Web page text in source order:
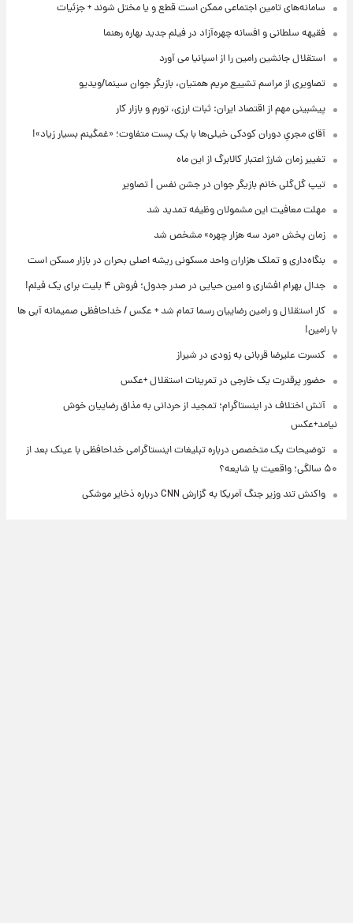
سامانه‌های تامین اجتماعی ممکن است قطع و یا مختل شوند + جزئیات
فقیهه سلطانی و افسانه چهره‌آزاد در فیلم جدید بهاره رهنما
استقلال جانشین رامین را از اسپانیا می آورد
تصاویری از مراسم تشییع مریم همتیان، بازیگر جوان سینما/ویدیو
پیشبینی مهم از اقتصاد ایران: ثبات ارزی، تورم و بازار کار
آقای مجریِ دوران کودکی خیلی‌ها با یک پست متفاوت؛ «غمگینم بسیار زیاد»!
تغییر زمان شارژ اعتبار کالابرگ از این ماه
تیپ گل‌گلی خانم بازیگر جوان در جشن نفس | تصاویر
مهلت معافیت این مشمولان وظیفه تمدید شد
زمان پخش «مرد سه هزار چهره» مشخص شد
بنگاه‌داری و تملک هزاران واحد مسکونی ریشه اصلی بحران در بازار مسکن است
جدال بهرام افشاری و امین حیایی در صدر جدول؛ فروش ۴ بلیت برای یک فیلم!
کار استقلال و رامین رضاییان رسما تمام شد + عکس / خداحافظی صمیمانه آبی ها
با رامین!
کنسرت علیرضا قربانی به زودی در شیراز
حضور پرقدرت یک خارجی در تمرینات استقلال +عکس
آتش اختلاف در اینستاگرام؛ تمجید از حردانی به مذاق رضاییان خوش
نیامد+عکس
توضیحات یک متخصص درباره تبلیغات اینستاگرامی خداحافظی با عینک بعد از
۵۰ سالگی؛ واقعیت یا شایعه؟
واکنش تند وزیر جنگ آمریکا به گزارش CNN درباره ذخایر موشکی